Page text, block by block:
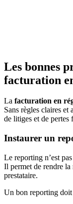
Les bonnes
facturation
La facturation en
Sans règles claires et
de litiges et de pertes
Instaurer un
Le reporting n’est
Il permet de rendre
prestataire.
Un bon reporting doit